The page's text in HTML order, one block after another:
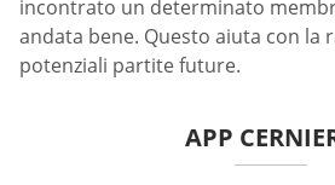
incontrato un determinato
andata bene. Questo aiuta con la
potenziali partite future.
APP